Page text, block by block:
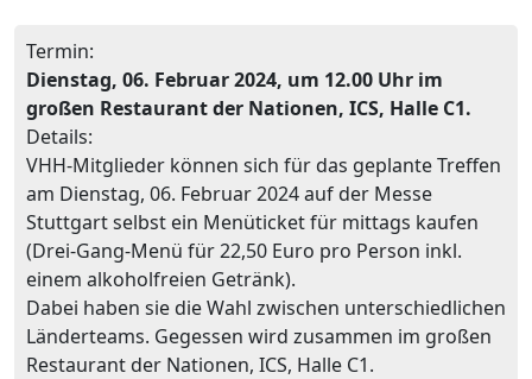
Termin:
Dienstag, 06. Februar 2024, um 12.00 Uhr im
großen Restaurant der Nationen, ICS, Halle C1.
Details:
VHH-Mitglieder können sich für das geplante Treffen
am Dienstag, 06. Februar 2024 auf der Messe
Stuttgart selbst ein Menüticket für mittags kaufen
(Drei-Gang-Menü für 22,50 Euro pro Person inkl.
einem alkoholfreien Getränk).
Dabei haben sie die Wahl zwischen unterschiedlichen
Länderteams. Gegessen wird zusammen im großen
Restaurant der Nationen, ICS, Halle C1.